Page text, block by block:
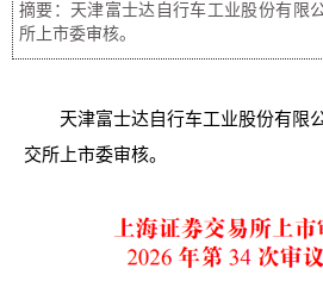
摘要：天津富士达自行车工业股份有限
所上市委审核。
天津富士达自行车工业股份有限
交所上市委审核。